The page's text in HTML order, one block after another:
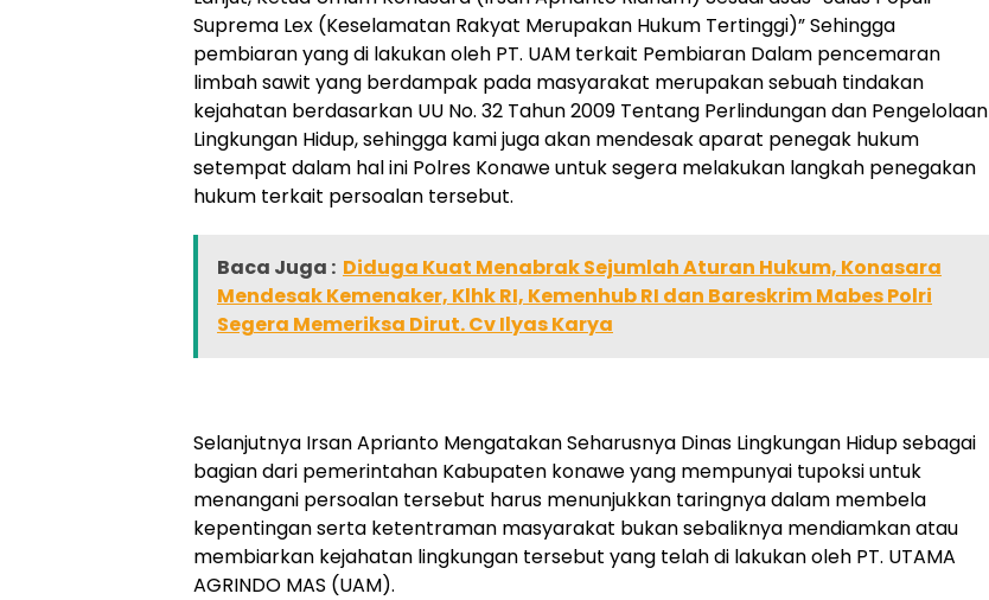
Suprema Lex (Keselamatan Rakyat Merupakan Hukum Tertinggi)” Sehingga
pembiaran yang di lakukan oleh PT. UAM terkait Pembiaran Dalam pencemaran
limbah sawit yang berdampak pada masyarakat merupakan sebuah tindakan
kejahatan berdasarkan UU No. 32 Tahun 2009 Tentang Perlindungan dan Pengelolaan
Lingkungan Hidup, sehingga kami juga akan mendesak aparat penegak hukum
setempat dalam hal ini Polres Konawe untuk segera melakukan langkah penegakan
hukum terkait persoalan tersebut.
Baca Juga : Diduga Kuat Menabrak Sejumlah Aturan Hukum, Konasara
Mendesak Kemenaker, Klhk RI, Kemenhub RI dan Bareskrim Mabes Polri
Segera Memeriksa Dirut. Cv Ilyas Karya
Selanjutnya Irsan Aprianto Mengatakan Seharusnya Dinas Lingkungan Hidup sebagai
bagian dari pemerintahan Kabupaten konawe yang mempunyai tupoksi untuk
menangani persoalan tersebut harus menunjukkan taringnya dalam membela
kepentingan serta ketentraman masyarakat bukan sebaliknya mendiamkan atau
membiarkan kejahatan lingkungan tersebut yang telah di lakukan oleh PT. UTAMA
AGRINDO MAS (UAM).